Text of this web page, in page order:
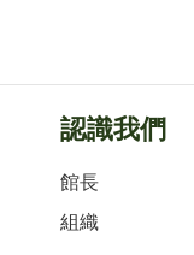
認識我們
館長
組織